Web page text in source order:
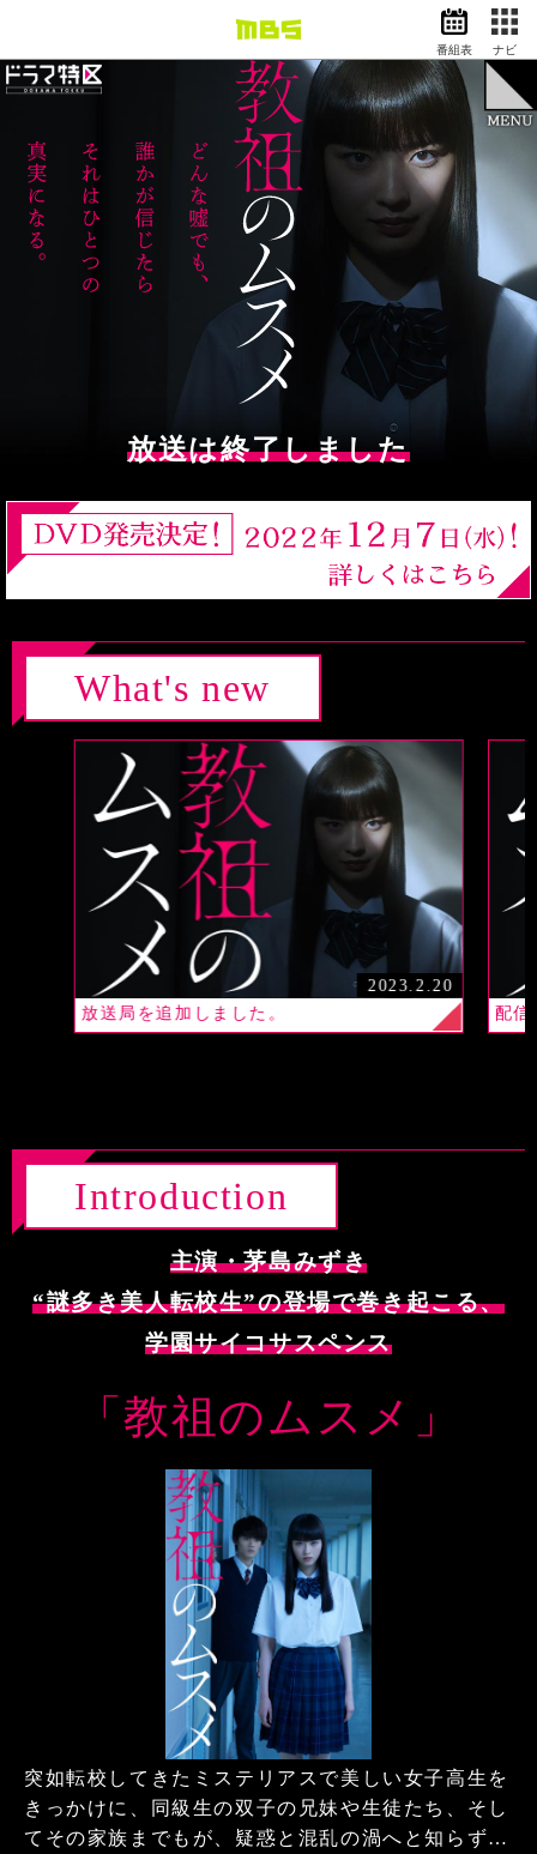
バラエティ
ドラマ
アニメ
スポーツ
動画イズム ニュース
イベント
アナウンサー
EN
番組表 ナビ
Introduction
はじめに
Episode
あらすじ
Chart
相関図
Cast/Staff
主題歌情報
On Air
配信情報
放送は終了しました
What's new
2023.2.20
放送局を追加しました。
配信
Introduction
主演・茅島みずき
“謎多き美人転校生”の登場で巻き起こる、
学園サイコサスペンス
「教祖のムスメ」
突如転校してきたミステリアスで美しい女子高生を
きっかけに、同級生の双子の兄妹や生徒たち、そし
てその家族までもが、疑惑と混乱の渦へと知らず知